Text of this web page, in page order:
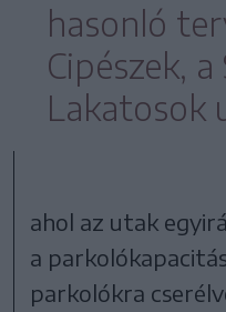
hasonló
Cipészek,
Lakatosok
ahol az utak
a
parkolókra